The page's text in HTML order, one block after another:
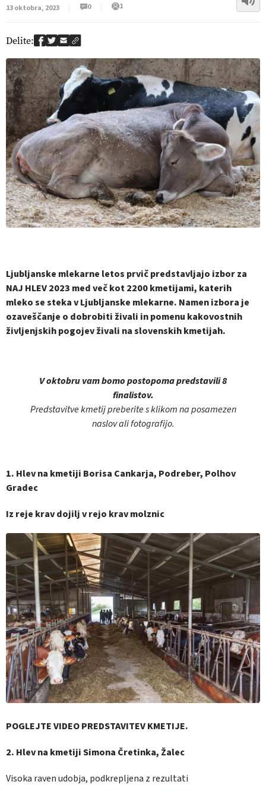
13 oktobra, 2023
0 1
Delite:
Ljubljanske mlekarne letos prvič predstavljajo izbor za
NAJ HLEV 2023 med več kot 2200 kmetijami, katerih
mleko se steka v Ljubljanske mlekarne. Namen izbora je
ozaveščanje o dobrobiti živali in pomenu kakovostnih
življenjskih pogojev živali na slovenskih kmetijah.
V oktobru vam bomo postopoma predstavili 8
finalistov.
Predstavitve kmetij preberite s klikom na posamezen
naslov ali fotografijo.
1. Hlev na kmetiji Borisa Cankarja, Podreber, Polhov
Gradec
Iz reje krav dojilj v rejo krav molznic
POGLEJTE VIDEO PREDSTAVITEV KMETIJE.
2. Hlev na kmetiji Simona Čretinka, Žalec
Visoka raven udobja, podkrepljena z rezultati